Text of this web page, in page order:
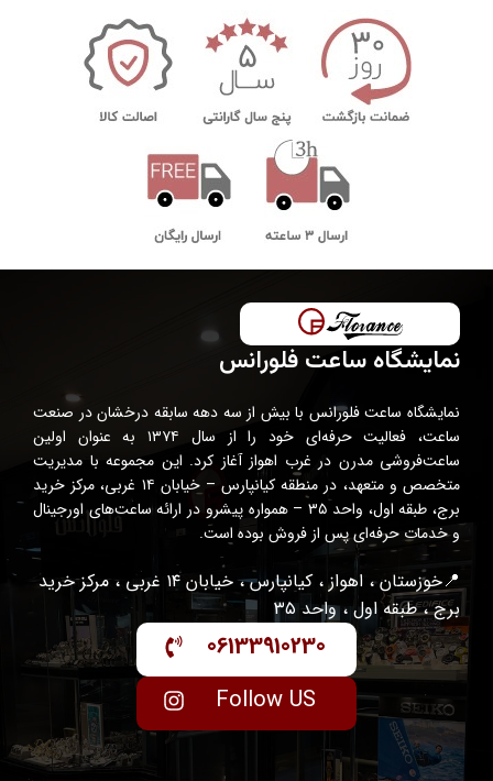
نمایشگاه ساعت فلورانس
نمایشگاه ساعت فلورانس با بیش از سه دهه سابقه درخشان در صنعت
ساعت، فعالیت حرفه‌ای خود را از سال ۱۳۷۴ به عنوان اولین
ساعت‌فروشی مدرن در غرب اهواز آغاز کرد. این مجموعه با مدیریت
متخصص و متعهد، در منطقه کیانپارس – خیابان ۱۴ غربی، مرکز خرید
برج، طبقه اول، واحد ۳۵ – همواره پیشرو در ارائه ساعت‌های اورجینال
و خدمات حرفه‌ای پس از فروش بوده است.
📍خوزستان ، اهواز ، کیانپارس ، خیابان ۱۴ غربی ، مرکز خرید
برج ، طبقه اول ، واحد ۳۵
06133910230
Follow US